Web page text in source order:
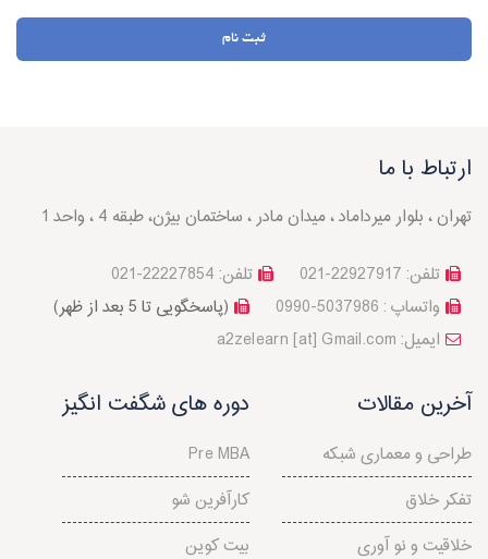
ثبت نام
ارتباط با ما
تهران ، بلوار میرداماد ، میدان مادر ، ساختمان بیژن، طبقه 4 ، واحد 1
تلفن: 22227854-021
تلفن: 22927917-021
(پاسخگویی تا 5 بعد از ظهر)
واتساپ : 5037986-0990
a2zelearn [at] Gmail.com :ایمیل
آخرین مقالات
طراحی و معماری شبکه
تفکر خلاق
خلاقیت و نو آوری
دوره های شگفت انگیز
Pre MBA
کارآفرین شو
بیت کوین